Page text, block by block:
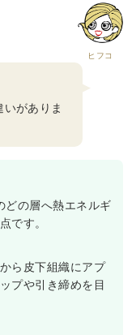
ヒフコ
がありま
どの層へ熱エネルギ
です。
ら皮下組織にアプ
プや引き締めを目